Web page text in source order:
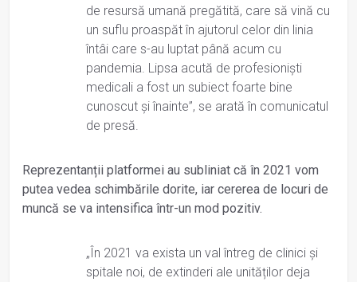
de resursă umană pregătită, care să vină cu
un suflu proaspăt în ajutorul celor din linia
întâi care s-au luptat până acum cu
pandemia. Lipsa acută de profesioniști
medicali a fost un subiect foarte bine
cunoscut și înainte”, se arată în comunicatul
de presă.
Reprezentanții platformei au subliniat că în 2021 vom
putea vedea schimbările dorite, iar cererea de locuri de
muncă se va intensifica într-un mod pozitiv.
„În 2021 va exista un val întreg de clinici și
spitale noi, de extinderi ale unităților deja